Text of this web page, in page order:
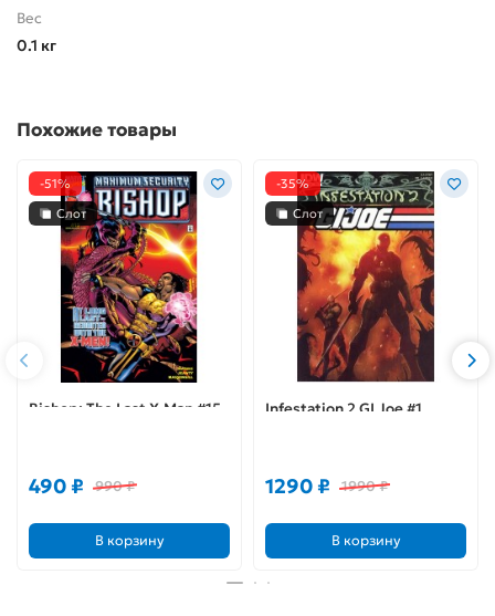
Вес
0.1 кг
Похожие товары
-51%
Слот
Bishop: The Last X-Man #15
490 ₽ 990 ₽
В корзину
-35%
Слот
Infestation 2 GI Joe #1
1290 ₽ 1990 ₽
В корзину